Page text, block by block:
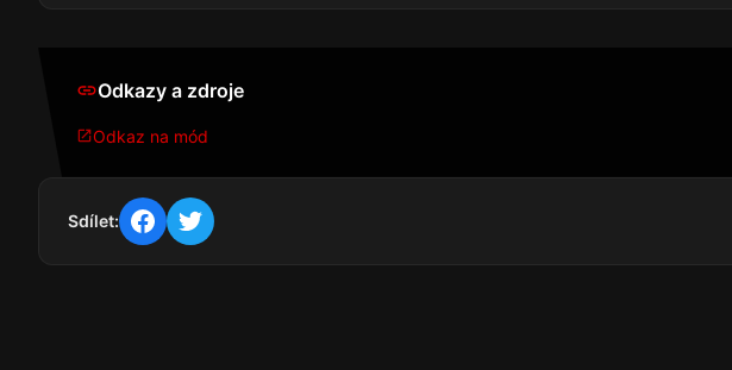
Odkazy a zdroje
Odkaz na mód
Sdílet: